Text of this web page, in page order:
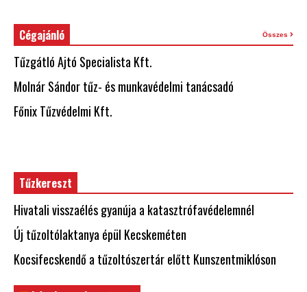
Cégajánló Összes
Tűzgátló Ajtó Specialista Kft.
Molnár Sándor tűz- és munkavédelmi tanácsadó
Főnix Tűzvédelmi Kft.
Tűzkereszt
Hivatali visszaélés gyanúja a katasztrófavédelemnél
Új tűzoltólaktanya épül Kecskeméten
Kocsifecskendő a tűzoltószertár előtt Kunszentmiklóson